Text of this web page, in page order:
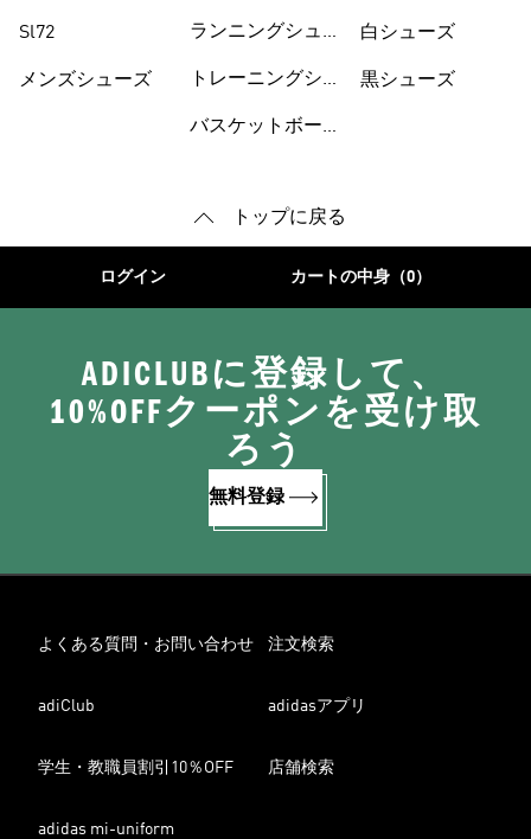
Sl72
メンズシューズ
ランニングシュー
トレーニングシュ
バスケットボール
白シューズ
黒シューズ
トップに戻る
ログイン カートの中身（0）
ADICLUBに登録して、
10%OFFクーポンを受け取
ろう
無料登録
よくある質問・お問い合わせ 注文検索
adiClub adidasアプリ
学生・教職員割引10％OFF 店舗検索
adidas mi-uniform